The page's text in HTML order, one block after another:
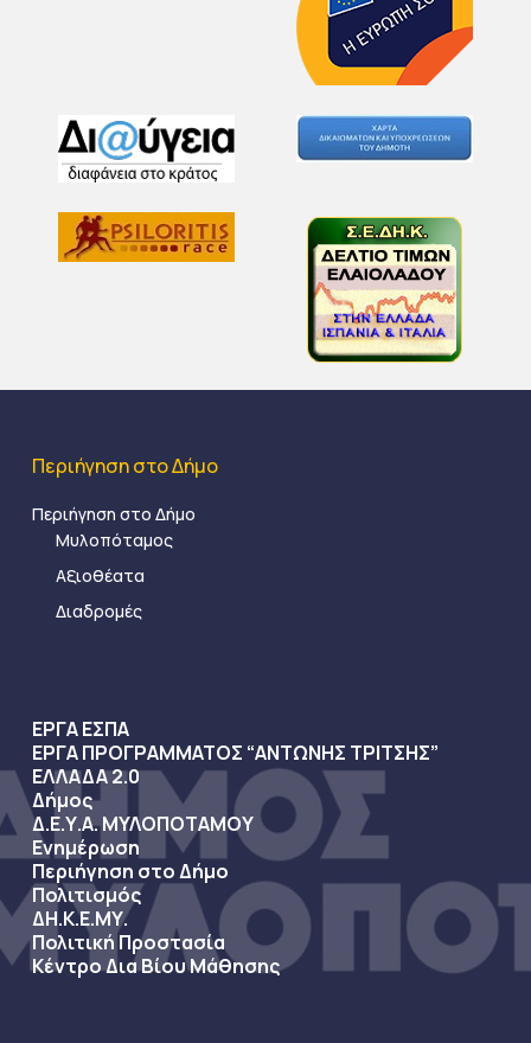
Περιήγηση στο Δήμο
Περιήγηση στο Δήμο
Μυλοπόταμος
Αξιοθέατα
Διαδρομές
ΕΡΓΑ ΕΣΠΑ
ΕΡΓΑ ΠΡΟΓΡΑΜΜΑΤΟΣ “ΑΝΤΩΝΗΣ ΤΡΙΤΣΗΣ”
ΕΛΛΑΔΑ 2.0
Δήμος
Δ.Ε.Υ.Α. ΜΥΛΟΠΟΤΑΜΟΥ
Ενημέρωση
Περιήγηση στο Δήμο
Πολιτισμός
ΔΗ.Κ.Ε.ΜΥ.
Πολιτική Προστασία
Κέντρο Δια Βίου Μάθησης